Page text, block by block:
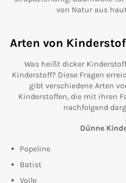
von Natur aus
Arten von
Was heißt dicker
Kinderstoff? Diese Fragen
gibt verschiedene Arten
Kinderstoffen, die mit ihren
nachfolgend
Dünne
Popeline
Batist
Voile